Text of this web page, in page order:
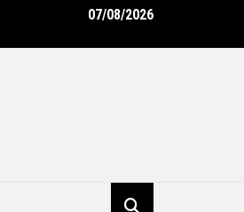
na Praça dos Ex-Combatentes
07/08/2026